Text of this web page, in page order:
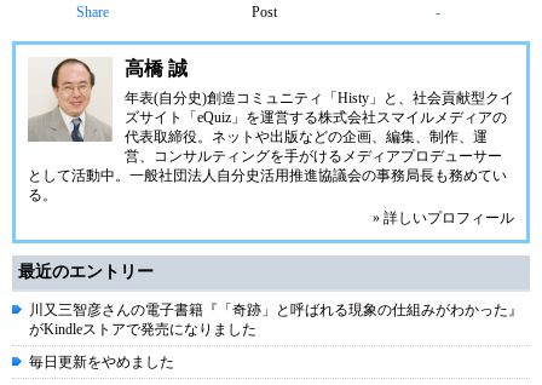
Share Post -
高橋 誠
年表(自分史)創造コミュニティ「 Histy 」と、社会貢献型クイ
ズサイト「 eQuiz 」を運営する株式会社スマイルメディアの
代表取締役。ネットや出版などの企画、編集、制作、運
営、コンサルティングを手がけるメディアプロデューサー
として活動中。 一般社団法人自分史活用推進協議会の事務局長も務めてい
る。
» 詳しいプロフィール
最近のエントリー
川又三智彦さんの電子書籍『「奇跡」と呼ばれる現象の仕組みがわかった』
がKindleストアで発売になりました
毎日更新をやめました